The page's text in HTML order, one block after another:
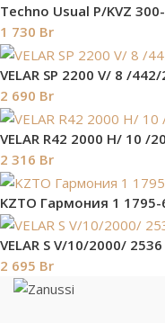
Techno Usual P/KVZ
1 730 Br
VELAR SP 2200 V/ 8 /
2 690 Br
VELAR R42 2000 H/ 10 /
2 316 Br
KZTO Гармония 1
VELAR S V/10/2000/
2 695 Br